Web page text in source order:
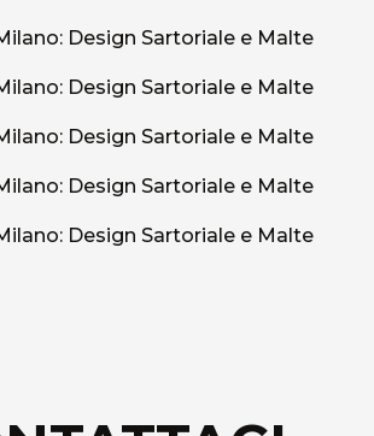
L'azienda